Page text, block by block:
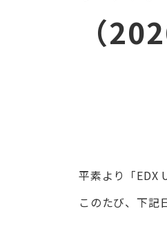
（
平素より「EDX
このたび、下記